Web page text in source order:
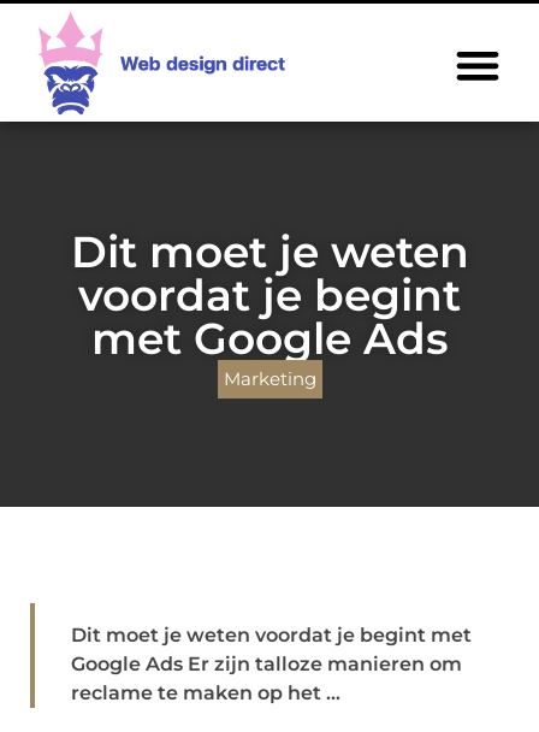
Dit moet je weten
voordat je begint
met Google Ads
Marketing
Dit moet je weten voordat je begint met
Google Ads Er zijn talloze manieren om
reclame te maken op het ...